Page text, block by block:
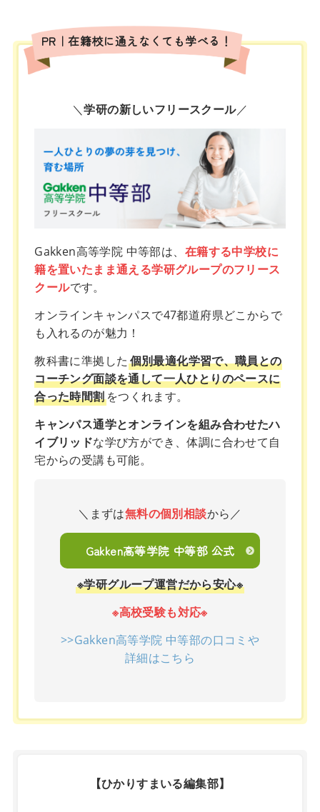
PR｜在籍校に通えなくても学べる！
＼学研の新しいフリースクール／
Gakken高等学院 中等部は、 在籍する中学校に
籍を置いたまま通える学研グループのフリース
クールです。
オンラインキャンパスで47都道府県どこからで
も入れるのが魅力！
教科書に準拠した 個別最適化学習で、職員との
コーチング面談を通して一人ひとりのペースに
合った時間割をつくれます。
キャンパス通学とオンラインを組み合わせたハ
イブリッドな学び方ができ、体調に合わせて自
宅からの受講も可能。
＼まずは無料の個別相談から／
Gakken高等学院 中等部 公式
※学研グループ運営だから安心※
※高校受験も対応※
>>Gakken高等学院 中等部の口コミや
詳細はこちら
【ひかりすまいる編集部】